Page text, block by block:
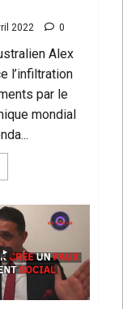
2022 0
Alex
l’infiltration
par le
mondial
Forum